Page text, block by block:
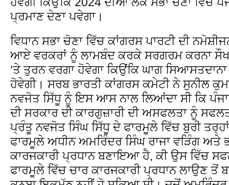
ਪ੍ਰਮਾਣ ਦੇਣਾ ਪਵੇਗਾ।
ਵਿਧਾਨ ਸਭਾ ਚੋਣਾ ਵਿੱਚ ਕਾਂਗਰਸ ਪਾਰਟੀ ਦੀ
ਆਏ ਵਰਕਰਾਂ ਨੂੰ ਲਾਮਬੰਦ ਕਰਕੇ ਸਰਗਰਮ ਕਰਨਾ
‘ਤੇ ਤੁਰਨ ਵਰਗਾ ਹੋਵੇਗਾ ਕਿਉਂਕਿ ਘਾਗ
ਹੋਵੇਗੀ। ਸਰਬ ਭਾਰਤੀ ਕਾਂਗਰਸ ਕਮੇਟੀ ਨੇ ਸੁਨੀਲ
ਨਵਜੋਤ ਸਿੱਧੂ ਨੂੰ ਇਸ ਆਸ ਨਾਲ ਲਿਆਂਦਾ ਸੀ ਕਿ
ਦੀ ਸਰਕਾਰ ਦੀ ਕਾਰਗੁਜ਼ਾਰੀ ਦੀ ਅਸਫਲਤਾ ਨੂੰ
ਪ੍ਰੰਤੂ ਨਵਜੋਤ ਸਿੰਘ ਸਿੱਧੂ ਦੇ ਫਾਰਮੂਲੇ ਵਿੱਚ ਬੁਰੀ
ਫਾਰਮੂਲੇ ਅਧੀਨ ਅਮਰਿੰਦਰ ਸਿੰਘ ਰਾਜਾ ਵੜਿੰਗ
ਕਾਰਜਕਾਰੀ ਪ੍ਰਧਾਨ ਬਣਾਇਆ ਹੈ, ਕੀ ਉਸ ਵਿੱਚ
ਫਾਰਮੂਲੇ ਵਿੱਚ ਚਾਰ ਕਾਰਜਕਾਰੀ ਪ੍ਰਧਾਨ ਲਾਉਣ ਤੋਂ